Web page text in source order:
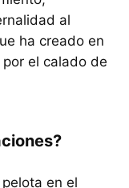
al
ha creado en
el calado de
en el